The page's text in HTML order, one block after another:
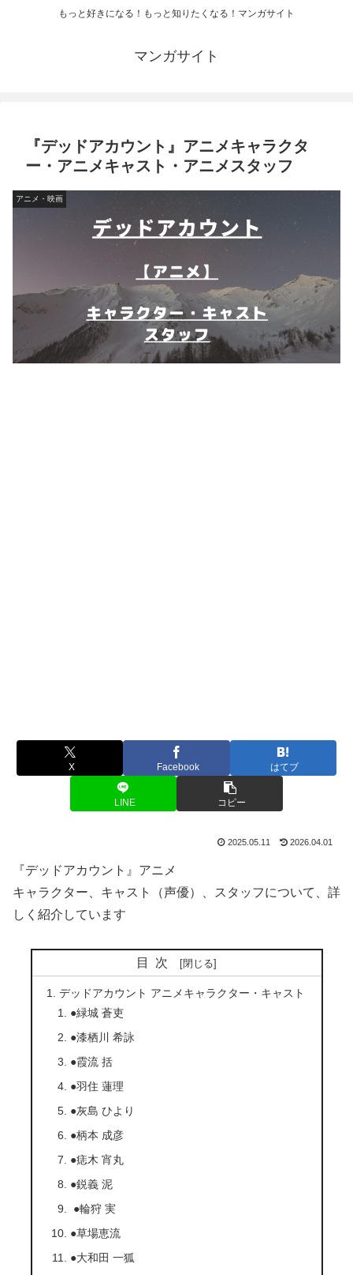
もっと好きになる！もっと知りたくなる！マンガサイト
マンガサイト
『デッドアカウント』アニメキャラクタ
ー・アニメキャスト・アニメスタッフ
アニメ・映画
X Facebook はてブ
LINE コピー
2025.05.11 2026.04.01
『デッドアカウント』アニメ
キャラクター、キャスト（声優）、スタッフについて、詳
しく紹介しています
目次
デッドアカウント アニメキャラクター・キャスト
●緑城 蒼吏
●漆栖川 希詠
●霞流 括
●羽住 蓮理
●灰島 ひより
●柄本 成彦
●痣木 宵丸
●鋭義 泥
●輪狩 実
●草場恵流
●大和田 一狐